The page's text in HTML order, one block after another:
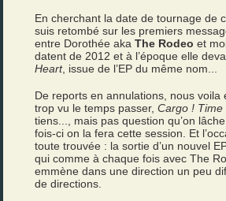
En cherchant la date de tournage de
suis retombé sur les premiers
entre Dorothée akaThe Rodeo et
datent de 2012 et à l’époque elle
Heart, issue de l’EP du même nom...
De reports en annulations, nous voila
trop vu le temps passer,Cargo ! Time
tiens..., mais pas question qu’on
fois-ci on la fera cette session. Et
toute trouvée : la sortie d’un nouvel
qui comme à chaque fois avec The
emmène dans une direction un peu
de directions.